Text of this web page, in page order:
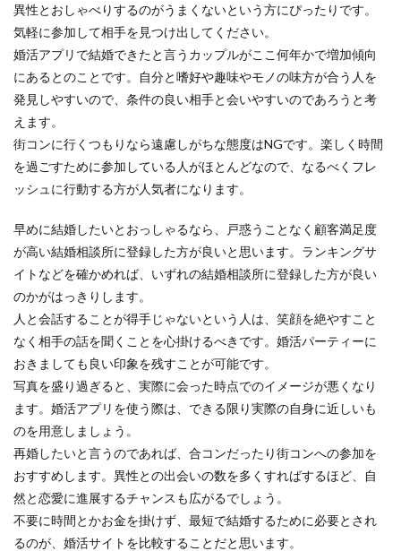
異性とおしゃべりするのがうまくないという方にぴったりです。
気軽に参加して相手を見つけ出してください。
婚活アプリで結婚できたと言うカップルがここ何年かで増加傾向
にあるとのことです。自分と嗜好や趣味やモノの味方が合う人を
発見しやすいので、条件の良い相手と会いやすいのであろうと考
えます。
街コンに行くつもりなら遠慮しがちな態度はNGです。楽しく時間
を過ごすために参加している人がほとんどなので、なるべくフレ
ッシュに行動する方が人気者になります。
早めに結婚したいとおっしゃるなら、戸惑うことなく顧客満足度
が高い結婚相談所に登録した方が良いと思います。ランキングサ
イトなどを確かめれば、いずれの結婚相談所に登録した方が良い
のかがはっきりします。
人と会話することが得手じゃないという人は、笑顔を絶やすこと
なく相手の話を聞くことを心掛けるべきです。婚活パーティーに
おきましても良い印象を残すことが可能です。
写真を盛り過ぎると、実際に会った時点でのイメージが悪くなり
ます。婚活アプリを使う際は、できる限り実際の自身に近しいも
のを用意しましょう。
再婚したいと言うのであれば、合コンだったり街コンへの参加を
おすすめします。異性との出会いの数を多くすればするほど、自
然と恋愛に進展するチャンスも広がるでしょう。
不要に時間とかお金を掛けず、最短で結婚するために必要とされ
るのが、婚活サイトを比較することだと思います。